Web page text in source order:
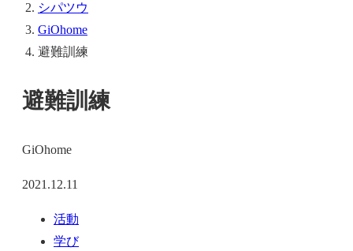
シパツウ
GiOhome
避難訓練
避難訓練
GiOhome
2021.12.11
活動
学び